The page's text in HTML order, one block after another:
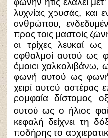
φωνήν ήτις ελάλει
λυχνίας χρυσάς, και
ανθρώπου,
προς τοις μαστοίς
αι τρίχες λευκαί
οφθαλμοί αυτού ως
όμοιοι
φωνή αυτού ως φωνή
χειρί αυτού αστέρας
ρομφαία δίστομος
αυτού ως ο ήλιος
κεφαλή δείχνει τη
ποδήρης το